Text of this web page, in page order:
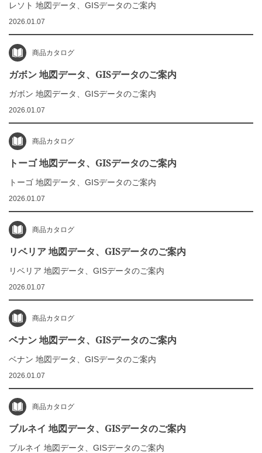
レソト 地図データ、GISデータのご案内
2026.01.07
商品カタログ
ガボン 地図データ、GISデータのご案内
ガボン 地図データ、GISデータのご案内
2026.01.07
商品カタログ
トーゴ 地図データ、GISデータのご案内
トーゴ 地図データ、GISデータのご案内
2026.01.07
商品カタログ
リベリア 地図データ、GISデータのご案内
リベリア 地図データ、GISデータのご案内
2026.01.07
商品カタログ
ベナン 地図データ、GISデータのご案内
ベナン 地図データ、GISデータのご案内
2026.01.07
商品カタログ
ブルネイ 地図データ、GISデータのご案内
ブルネイ 地図データ、GISデータのご案内